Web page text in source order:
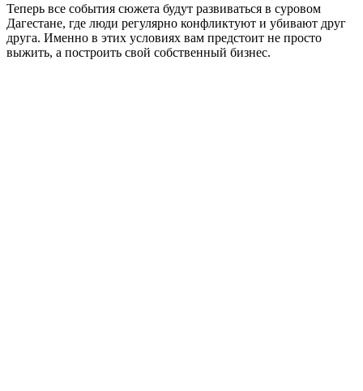
Теперь все события сюжета будут развиваться в суровом
Дагестане, где люди регулярно конфликтуют и убивают друг
друга. Именно в этих условиях вам предстоит не просто
выжить, а построить свой собственный бизнес.